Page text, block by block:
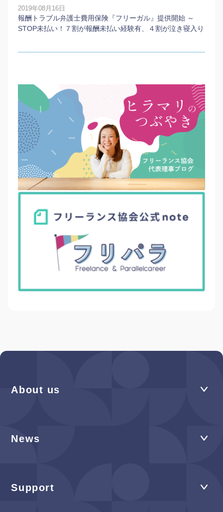
2019年08月16日
報酬トラブル弁護士費用保険『フリーガル』提供開始 ～
STOP未払い！７割が報酬未払い経験有、４割が泣き寝入り
About us
News
Support